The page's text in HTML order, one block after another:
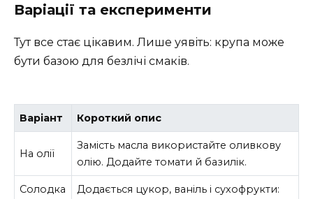
Варіації та експерименти
Тут все стає цікавим. Лише уявіть: крупа може
бути базою для безлічі смаків.
Варіант Короткий опис
На олії
Замість масла використайте оливкову
олію. Додайте томати й базилік.
Солодка
Додається цукор, ваніль і сухофрукти: